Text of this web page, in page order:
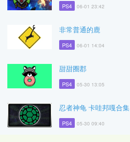
PS4 06-01 23:42
非常普通的鹿
PS4 06-01 14:04
甜甜圈郡
PS4 05-30 13:05
忍者神龟 卡哇邦嘎合集
PS4 05-30 09:40